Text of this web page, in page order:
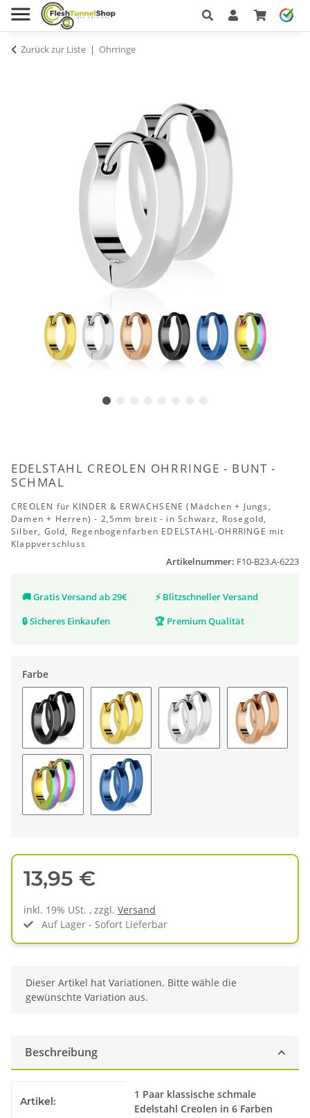
Zurück zur Liste Ohrringe
EDELSTAHL CREOLEN OHRRINGE - BUNT -
SCHMAL
CREOLEN für KINDER & ERWACHSENE (Mädchen + Jungs,
Damen + Herren) - 2,5mm breit - in Schwarz, Rosegold,
Silber, Gold, Regenbogenfarben EDELSTAHL-OHRRINGE mit
Klappverschluss
Artikelnummer: F10-B23.A-6223
🚚Gratis Versand ab 29€ ⚡ Blitzschneller Versand
🔒Sicheres Einkaufen 🏆 Premium Qualität
Farbe
[01.] - schwarz[02.] - gold
13,95 €
inkl. 19% USt. , zzgl. Versand
Auf Lager - Sofort Lieferbar
x
Dieser Artikel hat Variationen. Bitte wähle die
gewünschte Variation aus.
Beschreibung
Artikel:
1 Paar klassische schmale
Edelstahl Creolen in 6 Farben